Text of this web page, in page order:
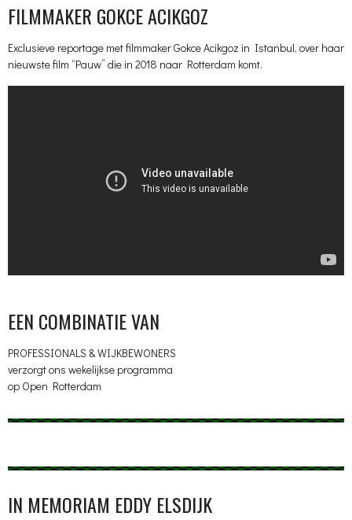
FILMMAKER GOKCE ACIKGOZ
Exclusieve reportage met filmmaker Gokce Acikgoz in Istanbul, over haar
nieuwste film “Pauw” die in 2018 naar Rotterdam komt.
EEN COMBINATIE VAN
PROFESSIONALS & WIJKBEWONERS
verzorgt ons wekelijkse programma
op Open Rotterdam
IN MEMORIAM EDDY ELSDIJK